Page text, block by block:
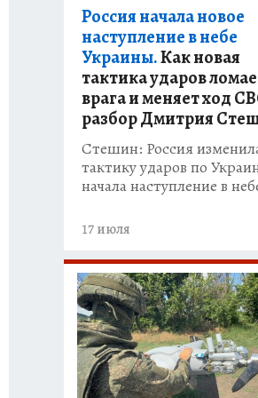
вопросы можно
Александр Коц,
поделиться с
взять комментарии
ставших
Материалы наших
"Репортажи
Россия начала новое
наступление в небе
Украины.Как новая
тактика ударов
врага и меняет ход
разбор Дмитрия
Стешин: Россия
тактику ударов по
начала наступление в
17 июля